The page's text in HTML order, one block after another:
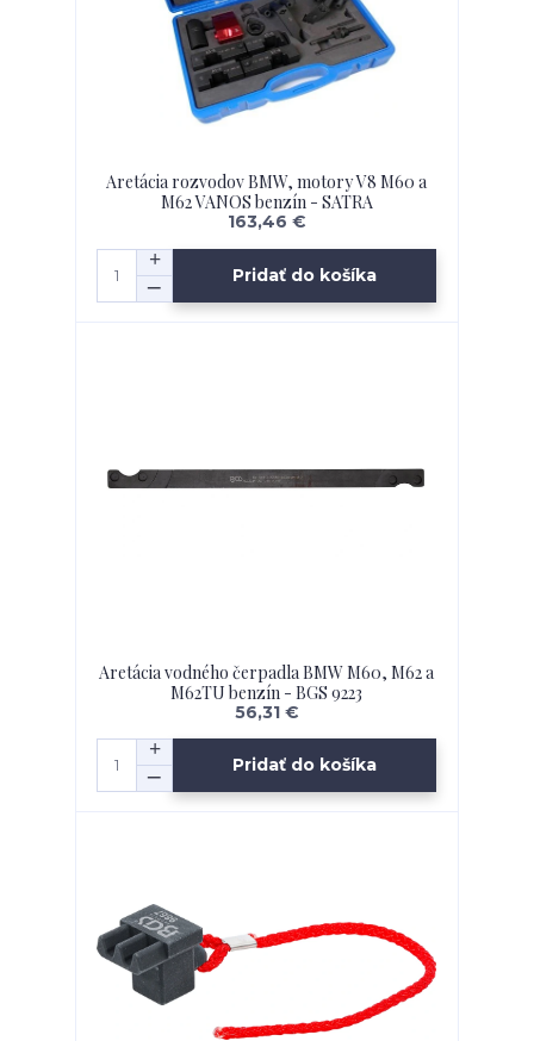
Aretácia rozvodov BMW, motory V8 M60 a
M62 VANOS benzín - SATRA
163,46 €
Pridať do košíka
Aretácia vodného čerpadla BMW M60, M62 a
M62TU benzín - BGS 9223
56,31 €
Pridať do košíka